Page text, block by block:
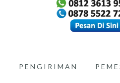
PENGIRIMAN